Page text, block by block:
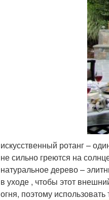
искусственный ротанг –
не сильно греются на
натуральное дерево –
в уходе , чтобы этот
огня, поэтому